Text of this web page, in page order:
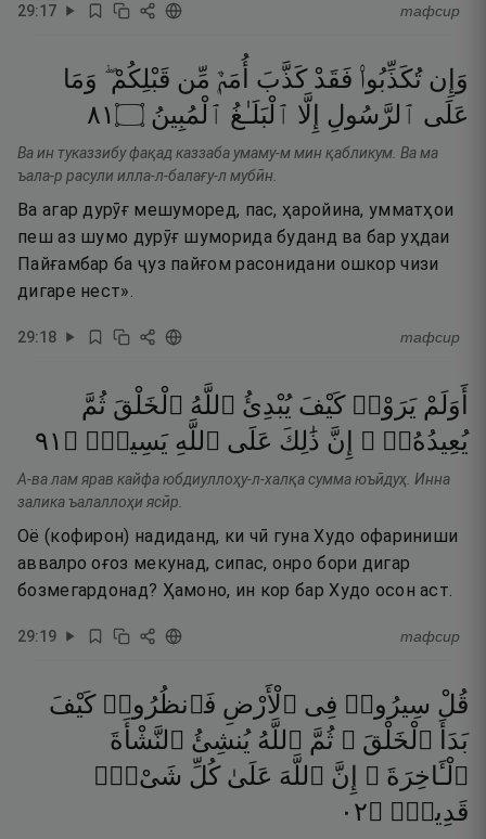
29:17 тафсир
وَإِن تُكَذِّبُوا۟ فَقَدْ كَذَّبَ أُمَمٌۭ مِّن قَبْلِكُمْ ۖ وَمَا
عَلَى ٱلرَّسُولِ إِلَّا ٱلْبَلَـٰغُ ٱلْمُبِينُ ۝١٨
Ва ин туказзибу фақад каззаба умаму-м мин қабликум. Ва ма
ъала-р расули илла-л-балағу-л мубӣн.
Ва агар дурӯғ мешуморед, пас, ҳаройина, умматҳои
пеш аз шумо дурӯғ шуморида буданд ва бар уҳдаи
Пайғамбар ба ҷуз пайғом расонидани ошкор чизи
дигаре нест».
29:18 тафсир
أَوَلَمْ يَرَوْا۟ كَيْفَ يُبْدِئُ ٱللَّهُ ٱلْخَلْقَ ثُمَّ
يُعِيدُهُۥٓ ۚ
إِنَّ ذَٰلِكَ عَلَى ٱللَّهِ يَسِيرٌۭ ۝ ١٩
А-ва лам ярав кайфа юбдиуллоҳу-л-халқа сумма юъӣдуҳ. Инна
залика ъалаллоҳи ясӣр.
Оё (кофирон) надиданд, ки чӣ гуна Худо офариниши
аввалро оғоз мекунад, сипас, онро бори дигар
бозмегардонад? Ҳамоно, ин кор бар Худо осон аст.
29:19 тафсир
قُلْ سِيرُوا۟ فِى ٱلْأَرْضِ فَٱنظُرُوا۟ كَيْفَ
بَدَأَ
ٱلْخَلْقَ ۚ ثُمَّ ٱللَّهُ يُنشِئُ ٱلنَّشْأَةَ
ٱلْـَٔاخِرَةَ ۚ
إِنَّ ٱللَّهَ عَلَىٰ كُلِّ شَىْءٍۢ
قَدِيرٌۭ ۝٢٠